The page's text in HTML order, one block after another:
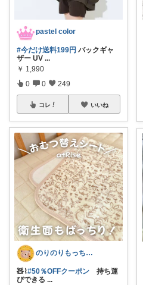
pastel color
#今だけ送料199円 バックギャ
ザー UV ...
￥ 1,990
0 0 249
コレ いいね
のりのりもっち⌇１歳との楽しい暮らし🌻
🧸⌇#50％OFFクーポン 持ち運
びできる ...